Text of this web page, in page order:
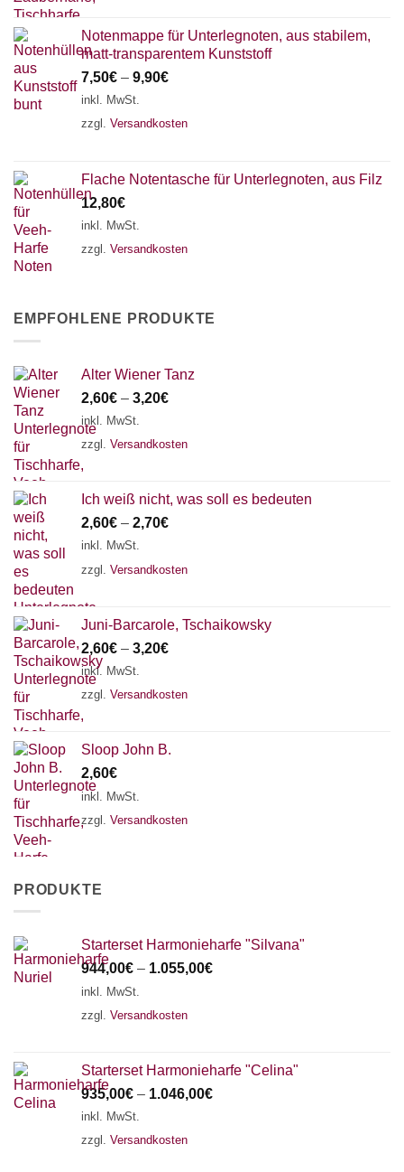
Notenmappe für Unterlegnoten, aus stabilem,
matt-transparentem Kunststoff
7,50€ – 9,90€
inkl. MwSt.
zzgl. Versandkosten
Flache Notentasche für Unterlegnoten, aus Filz
12,80€
inkl. MwSt.
zzgl. Versandkosten
EMPFOHLENE PRODUKTE
Alter Wiener Tanz
2,60€ – 3,20€
inkl. MwSt.
zzgl. Versandkosten
Ich weiß nicht, was soll es bedeuten
2,60€ – 2,70€
inkl. MwSt.
zzgl. Versandkosten
Juni-Barcarole, Tschaikowsky
2,60€ – 3,20€
inkl. MwSt.
zzgl. Versandkosten
Sloop John B.
2,60€
inkl. MwSt.
zzgl. Versandkosten
PRODUKTE
Starterset Harmonieharfe "Silvana"
944,00€ – 1.055,00€
inkl. MwSt.
zzgl. Versandkosten
Starterset Harmonieharfe "Celina"
935,00€ – 1.046,00€
inkl. MwSt.
zzgl. Versandkosten